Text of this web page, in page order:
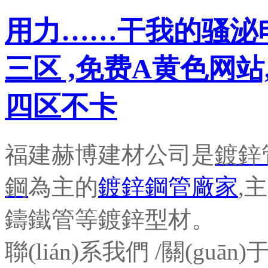
用力……干我的骚泌
三区 ,免费A黄色网
四区不卡
福建赫博建材公司是鍍鋅
鋼為主的鍍鋅鋼管廠家,
鑄鐵管等鍍鋅型材。
聯(lián)系我們 /關(guān)